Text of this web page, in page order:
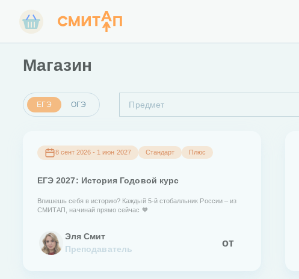
Магазин
ЕГЭ ОГЭ Предмет
8 сент 2026 - 1 июн 2027 Стандарт Плюс
ЕГЭ 2027: История Годовой курс
Впишешь себя в историю? Каждый 5-й стобалльник России – из
СМИТАП, начинай прямо сейчас 🧡
Эля Смит
Преподаватель
от